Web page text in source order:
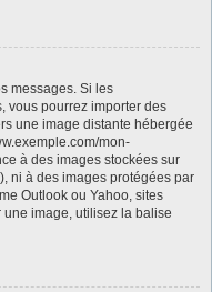
messages. Si les
vous pourrez importer des
une image distante hébergée
mon-
à des images stockées sur
ni à des images protégées par
Outlook ou Yahoo, sites
image, utilisez la balise